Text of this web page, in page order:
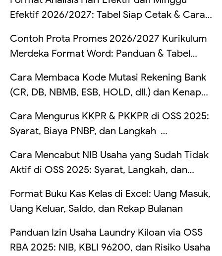
Efektif 2026/2027: Tabel Siap Cetak & Cara
Contoh Prota Promes 2026/2027 Kurikulum
Merdeka Format Word: Panduan & Tabel
Cara Membaca Kode Mutasi Rekening Bank
(CR, DB, NBMB, ESB, HOLD, dll.) dan Kenapa
Cara Mengurus KKPR & PKKPR di OSS 2025:
Syarat, Biaya PNBP, dan Langkah-
Cara Mencabut NIB Usaha yang Sudah Tidak
Aktif di OSS 2025: Syarat, Langkah, dan
Format Buku Kas Kelas di Excel: Uang Masuk,
Uang Keluar, Saldo, dan Rekap Bulanan
Panduan Izin Usaha Laundry Kiloan via OSS
RBA 2025: NIB, KBLI 96200, dan Risiko Usaha